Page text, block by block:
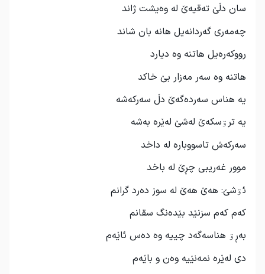
سان دڵێ تەقیەێ لە وەیشت ژاند
چەمەری گەردانەیل هانە بان شاند
رووکەرەیل هاتنە وە دیارد
هاتنە وە سەر مەزار بێ خاکد
یە هناس سەردەگەێ دڵ سەرکەشە
یه ترۊسکەێ لەشێ لەێرە بەشە
سەرکەش تاسووبارە لە داخد
موور غەریبی چڕێ له باخد
ئۊشێ: هەێ هەێ لە سوز دەرد گرانم
کەم کەم سزنێد بێدەنگ سقانم
بەڕۊ هناسەگەد چییە وە دەس ئاێەم
دی لەێرە نمەنێیە وەن و باێەم